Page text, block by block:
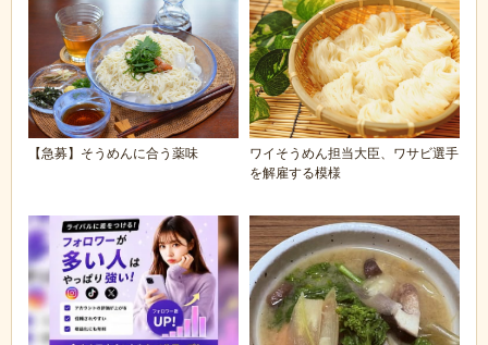
【急募】そうめんに合う薬味
ワイそうめん担当大臣、ワサビ選手
を解雇する模様